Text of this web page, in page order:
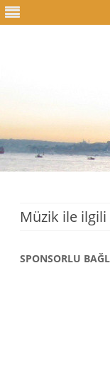
Müzik ile
SPONSORLU